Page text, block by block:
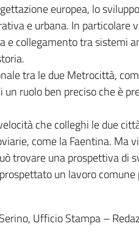
europea, lo
e urbana. In particolare
e collegamento tra sistemi
tra le due Metrocittà,
ruolo ben preciso che è
che colleghi le due
come la Faentina. Ma
trovare una prospettiva di
un lavoro comune
Ufficio Stampa –